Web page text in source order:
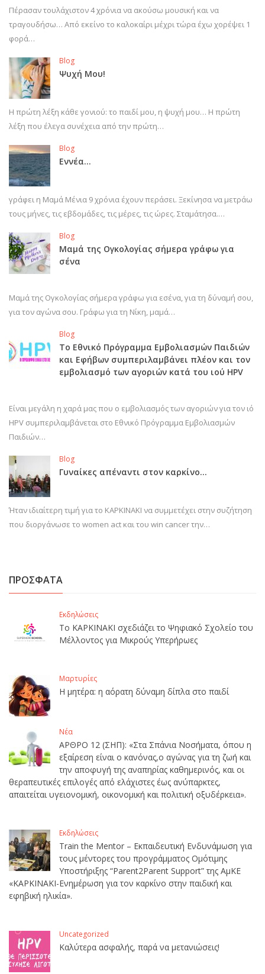
Πέρασαν τουλάχιστον 4 χρόνια να ακούσω μουσική και να
τραγουδήσω… Από εκείνο το καλοκαίρι μέχρι τώρα έχω χορέψει 1
φορά…
Blog
Ψυχή Μου!
Η πρώτη λέξη κάθε γονιού: το παιδί μου, η ψυχή μου… Η πρώτη
λέξη που έλεγα συνέχεια από την πρώτη…
Blog
Εννέα…
γράφει η Μαμά Μένια 9 χρόνια έχουν περάσει. Ξεκίνησα να μετράω
τους μήνες, τις εβδομάδες, τις μέρες, τις ώρες. Σταμάτησα.…
Blog
Μαμά της Ογκολογίας σήμερα γράφω για
σένα
Μαμά της Ογκολογίας σήμερα γράφω για εσένα, για τη δύναμή σου,
για τον αγώνα σου. Γράφω για τη Νίκη, μαμά…
Blog
Το Εθνικό Πρόγραμμα Εμβολιασμών Παιδιών
και Εφήβων συμπεριλαμβάνει πλέον και τον
εμβολιασμό των αγοριών κατά του ιού HPV
Είναι μεγάλη η χαρά μας που ο εμβολιασμός των αγοριών για τον ιό
HPV συμπεριλαμβάνεται στο Εθνικό Πρόγραμμα Εμβολιασμών
Παιδιών…
Blog
Γυναίκες απέναντι στον καρκίνο…
Ήταν ιδιαίτερη τιμή για το ΚΑΡΚΙΝΑΚΙ να συμμετέχει στην συζήτηση
που διοργάνωσε το women act και του win cancer την…
ΠΡΟΣΦΑΤΑ
Εκδηλώσεις
Το ΚΑΡΚΙΝΑΚΙ σχεδιάζει το Ψηφιακό Σχολείο του
Μέλλοντος για Μικρούς Υπερήρωες
Μαρτυρίες
Η μητέρα: η αόρατη δύναμη δίπλα στο παιδί
Νέα
ΑΡΘΡΟ 12 (ΣΗΠ): «Στα Σπάνια Νοσήματα, όπου η
εξαίρεση είναι ο κανόνας,ο αγώνας για τη ζωή και
την αποφυγή της αναπηρίας καθημερινός, και οι
θεραπευτικές επιλογές από ελάχιστες έως ανύπαρκτες,
απαιτείται υγειονομική, οικονομική και πολιτική οξυδέρκεια».
Εκδηλώσεις
Train the Mentor – Εκπαιδευτική Ενδυνάμωση για
τους μέντορες του προγράμματος Ομότιμης
Υποστήριξης “Parent2Parent Support” της ΑμΚΕ
«ΚΑΡΚΙΝΑΚΙ-Ενημέρωση για τον καρκίνο στην παιδική και
εφηβική ηλικία».
Uncategorized
Καλύτερα ασφαλής, παρά να μετανιώσεις!